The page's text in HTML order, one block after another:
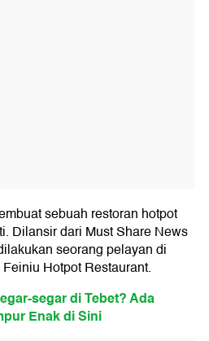
sebuah restoran hotpot
Dilansir dari Must Share News
seorang pelayan di
Hotpot Restaurant.
segar di Tebet? Ada
Enak di Sini